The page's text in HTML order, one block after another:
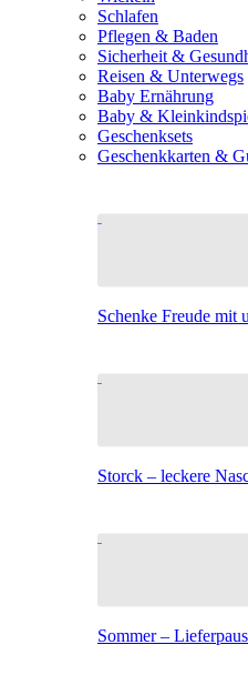
Schlafen
Pflegen & Baden
Sicherheit &
Reisen & Unterwegs
Baby Ernährung
Baby &
Geschenksets
Geschenkkarten &
Schenke Freude mit
Storck – leckere
Sommer –